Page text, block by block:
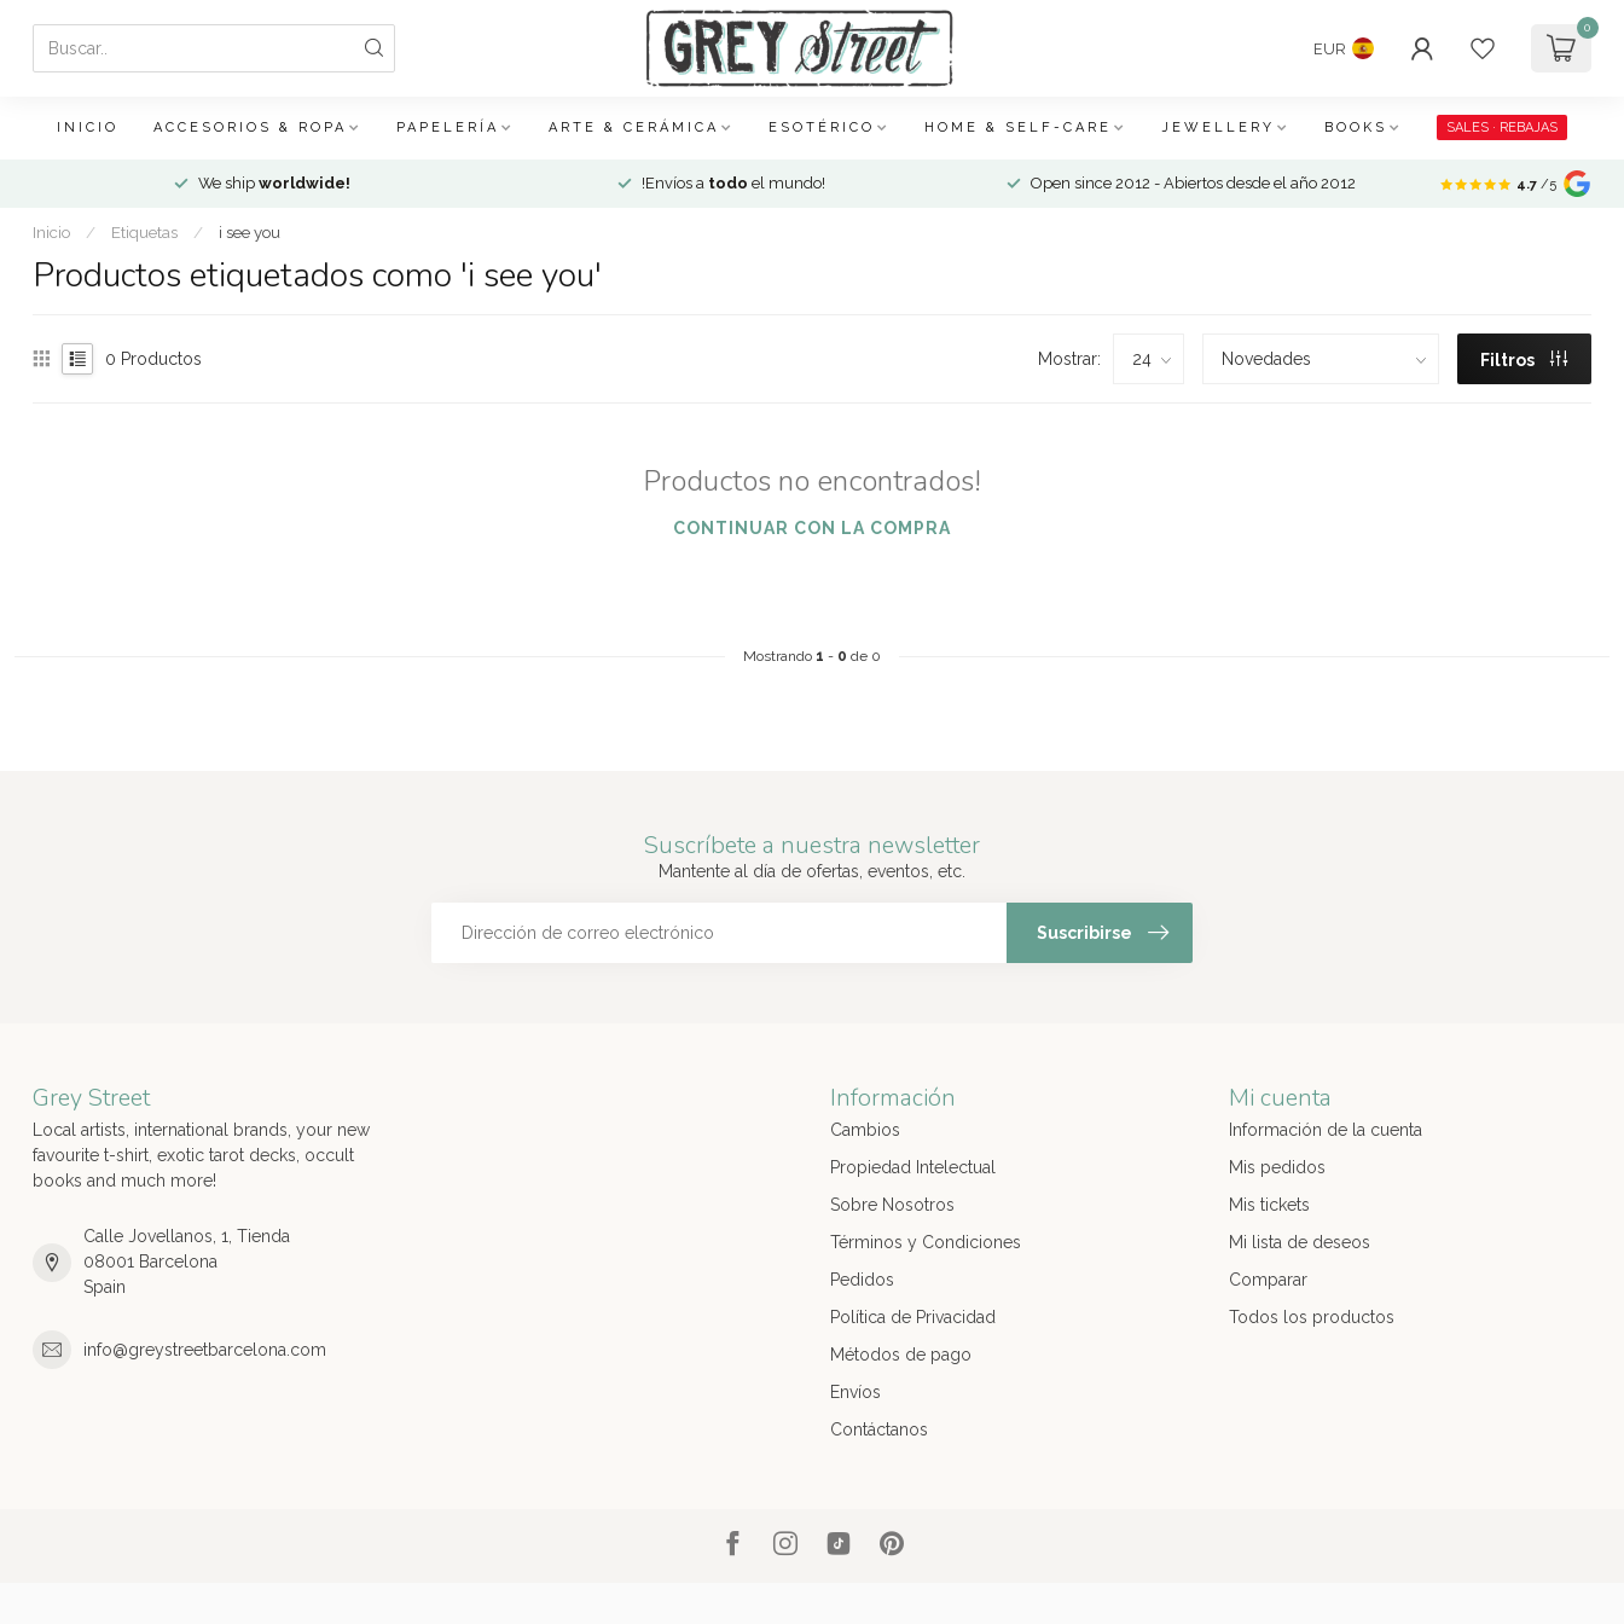
EUR
0
INICIO ACCESORIOS & ROPA PAPELERÍA ARTE & CERÁMICA ESOTÉRICO HOME & SELF-CARE JEWELLERY BOOKS SALES · REBAJAS
We ship worldwide! !Envíos a todo el mundo! Open since 2012 - Abiertos desde el año 2012 4.7 /5
Inicio / Etiquetas / i see you
Productos etiquetados como 'i see you'
0 Productos Mostrar: Filtros
Productos no encontrados!
CONTINUAR CON LA COMPRA
Mostrando 1 - 0 de 0
Suscríbete a nuestra newsletter
Mantente al día de ofertas, eventos, etc.
Suscribirse
Grey Street
Local artists, international brands, your new
favourite t-shirt, exotic tarot decks, occult
books and much more!
Calle Jovellanos, 1, Tienda
08001 Barcelona
Spain
info@greystreetbarcelona.com
Información
Cambios
Propiedad Intelectual
Sobre Nosotros
Términos y Condiciones
Pedidos
Política de Privacidad
Métodos de pago
Envíos
Contáctanos
Mi cuenta
Información de la cuenta
Mis pedidos
Mis tickets
Mi lista de deseos
Comparar
Todos los productos